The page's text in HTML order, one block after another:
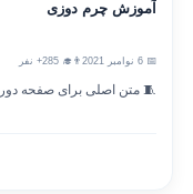
آموزش چرم دوزی
👨‍🎓 285+ نفر
🧵 متن اصلی برای صفحه